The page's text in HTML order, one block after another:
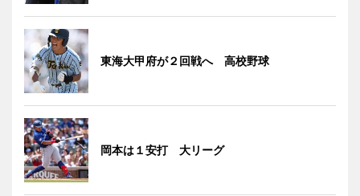
東海大甲府が２回戦へ 高校野球
岡本は１安打 大リーグ